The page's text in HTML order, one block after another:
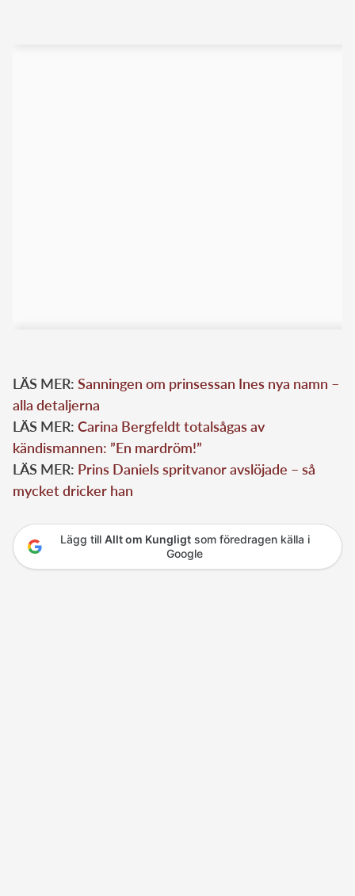
LÄS MER: Sanningen om prinsessan Ines nya namn –
alla detaljerna
LÄS MER: Carina Bergfeldt totalsågas av
kändismannen: ”En mardröm!”
LÄS MER: Prins Daniels spritvanor avslöjade – så
mycket dricker han
Lägg till Allt om Kungligtsom föredragen källa i
Google